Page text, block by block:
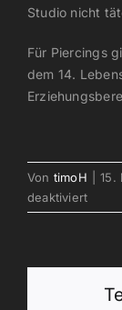
Studio nicht
Für Piercings
dem 14.
Von timoH 15.
deaktiviertfür
Unter